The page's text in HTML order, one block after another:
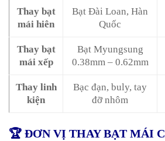
Thay bạt
mái hiên
Bạt Đài Loan, Hàn
Quốc
Thay bạt
mái xếp
Bạt Myungsung
0.38mm – 0.62mm
Thay linh
kiện
Bạc đạn, buly, tay
đỡ nhôm
🏆 ĐƠN VỊ THAY BẠT MÁI